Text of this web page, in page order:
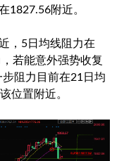
1827.56附近。
，5日均线阻力在
若能意外强势收复
阻力目前在21日均
位置附近。